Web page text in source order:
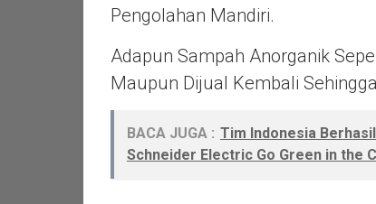
Pengolahan Mandiri.
Adapun Sampah Anorganik
Maupun Dijual Kembali
BACA JUGA : Tim Indonesia
Schneider Electric Go Green in the